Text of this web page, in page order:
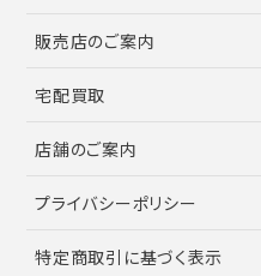
販売店のご案内
宅配買取
店舗のご案内
プライバシーポリシー
特定商取引に基づく表示